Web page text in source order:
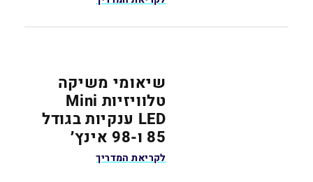
שיאומי משיקה
טלוויזיות Mini
LED ענקיות בגודל
85 ו-98 אינץ׳
לקריאת המדריך